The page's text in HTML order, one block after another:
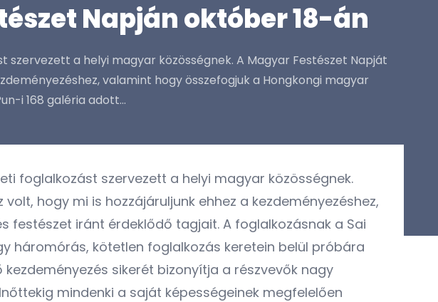
Napján október 18-án
a helyi magyar közösségnek. A Magyar Festészet Napját
valamint hogy összefogjuk a Hongkongi magyar
i 168 galéria adott...
foglalkozást szervezett a helyi magyar közösségnek.
hogy mi is hozzájáruljunk ehhez a kezdeményezéshez,
festészet iránt érdeklődő tagjait. A foglalkozásnak a Sai
háromórás, kötetlen foglalkozás keretein belül próbára
sikerét bizonyítja a részvevők nagy
mindenki a saját képességeinek megfelelően